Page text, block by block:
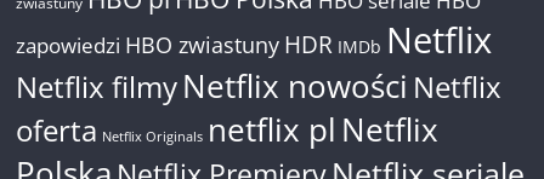
zapowiedzi HBO zwiastuny HDR IMDb Netflix
Netflix filmyNetflix nowości Netflix
oferta Netflix Originals netflix pl Netflix